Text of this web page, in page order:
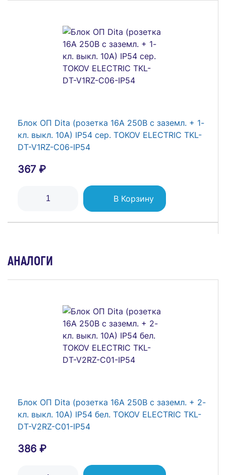
Блок ОП Dita (розетка 16А 250В с заземл. + 1-
кл. выкл. 10А) IP54 сер. TOKOV ELECTRIC TKL-
DT-V1RZ-C06-IP54
367 ₽
В Корзину
Блок ОП розетка+выключатель 11-7401-03
16АХ(10AX)-250В IP54 Эксперт сер. ЭРА
В Корзину
АНАЛОГИ
Блок ОП Dita (розетка 16А 250В с заземл. + 2-
кл. выкл. 10А) IP54 бел. TOKOV ELECTRIC TKL-
DT-V2RZ-C01-IP54
386 ₽